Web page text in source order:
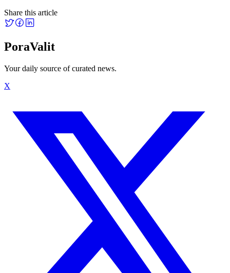
Share this article
PoraValit
Your daily source of curated news.
X